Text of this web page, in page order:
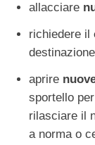
allacciare
richiedere il
aprire
sportello
rilasciare il
a norma o